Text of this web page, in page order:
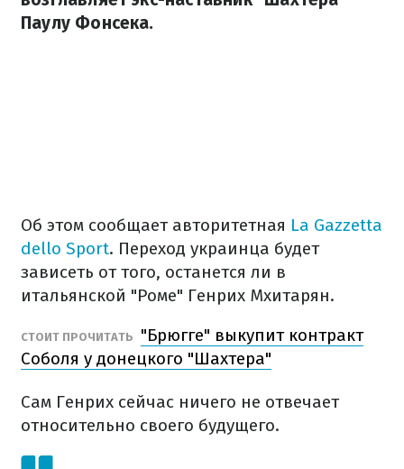
Паулу Фонсека.
Об этом сообщает авторитетная La Gazzetta
dello Sport. Переход украинца будет
зависеть от того, останется ли в
итальянской "Роме" Генрих Мхитарян.
СТОИТ ПРОЧИТАТЬ
"Брюгге" выкупит контракт
Соболя у донецкого "Шахтера"
Сам Генрих сейчас ничего не отвечает
относительно своего будущего.